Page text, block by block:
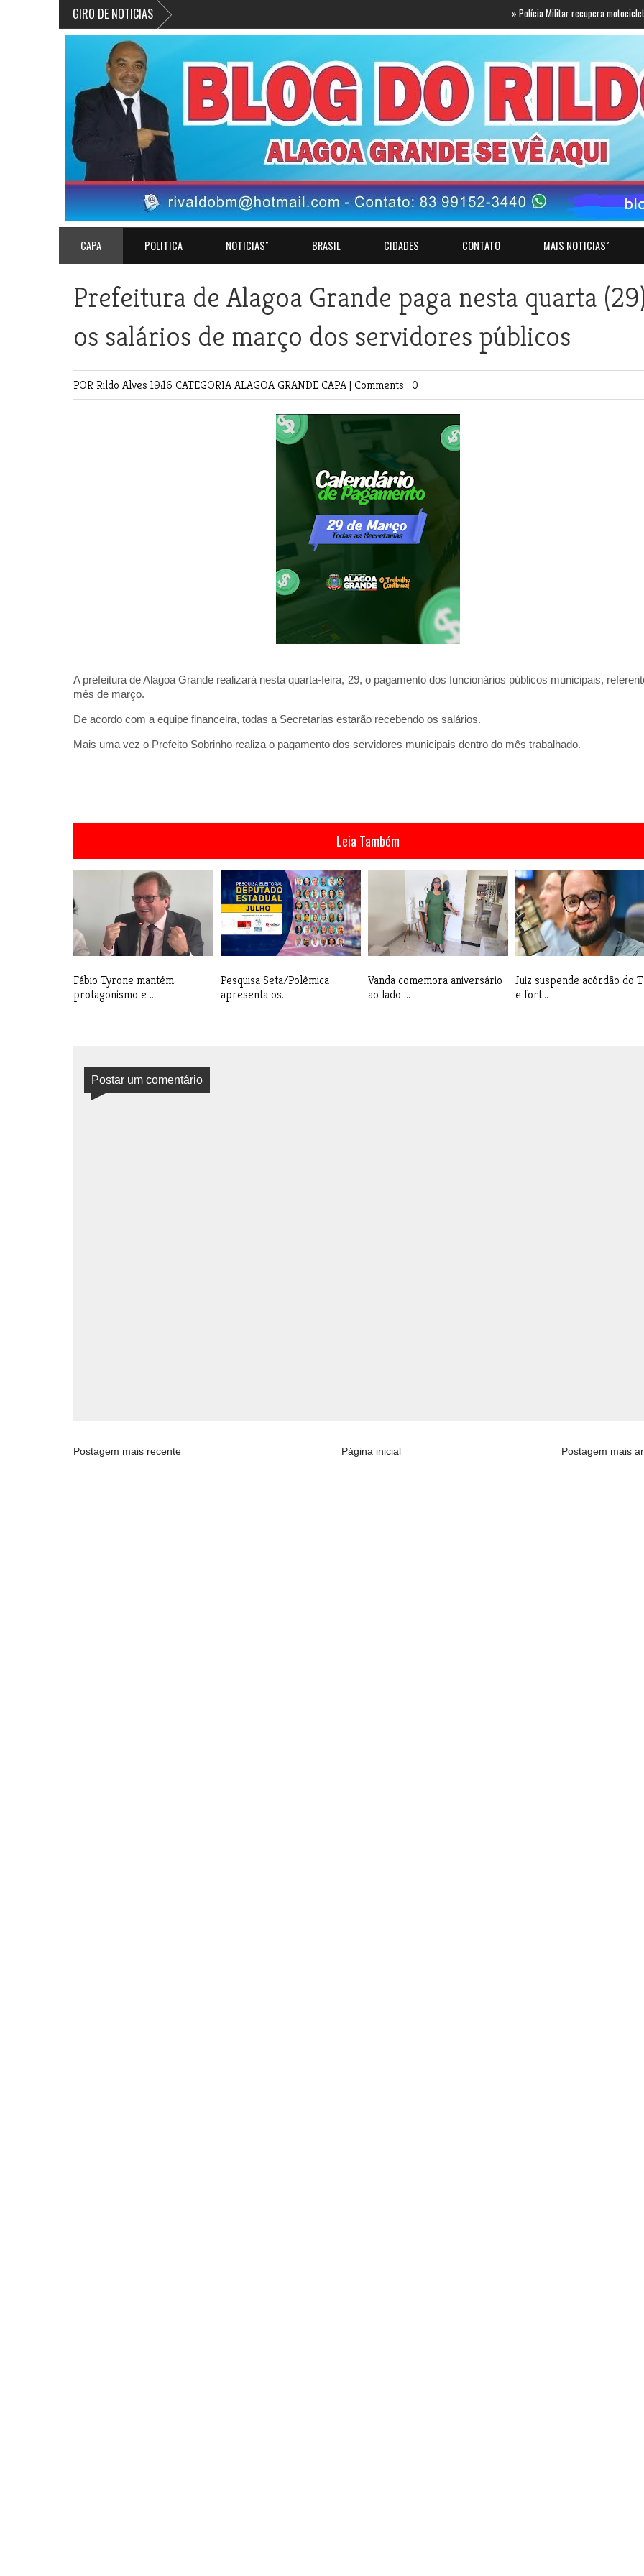
GIRO DE NOTICIAS Polícia Militar recupera motocicleta com
CAPA POLITICA NOTICIASˇ BRASIL CIDADES CONTATO MAIS NOTICIASˇ
Prefeitura de Alagoa Grande paga nesta quarta
os salários de março dos servidores públicos
POR Rildo Alves 19:16 CATEGORIAALAGOA GRANDECAPA| Comments : 0
A prefeitura de Alagoa Grande realizará nesta quarta-feira, 29, o pagamento dos funcionários públicos municipais,
mês de março.
De acordo com a equipe financeira, todas a Secretarias estarão recebendo os salários.
Mais uma vez o Prefeito Sobrinho realiza o pagamento dos servidores municipais dentro do mês trabalhado.
Leia Também
Fábio Tyrone mantém
protagonismo e ...
Pesquisa Seta/Polêmica
apresenta os...
Vanda comemora aniversário
ao lado ...
Juiz suspende acórdão do
e fort...
Postar um comentário
Postagem mais recente Postagem mais
Página inicial